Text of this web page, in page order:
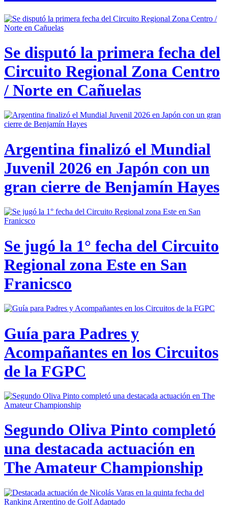
Se disputó la primera fecha del
Circuito Regional Zona Centro
/ Norte en Cañuelas
Argentina finalizó el Mundial
Juvenil 2026 en Japón con un
gran cierre de Benjamín Hayes
Se jugó la 1° fecha del Circuito
Regional zona Este en San
Franicsco
Guía para Padres y
Acompañantes en los Circuitos
de la FGPC
Segundo Oliva Pinto completó
una destacada actuación en
The Amateur Championship